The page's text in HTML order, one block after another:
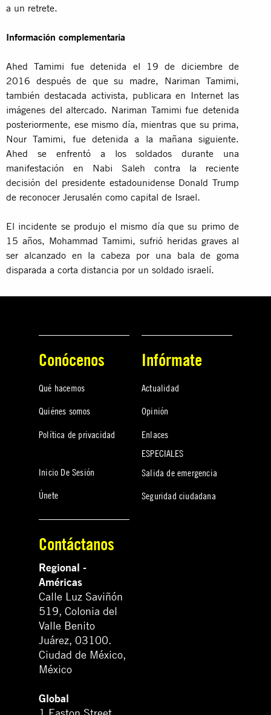
a un retrete.
Información complementaria
Ahed Tamimi fue detenida el 19 de diciembre de
2016 después de que su madre, Nariman Tamimi,
también destacada activista, publicara en Internet las
imágenes del altercado. Nariman Tamimi fue detenida
posteriormente, ese mismo día, mientras que su prima,
Nour Tamimi, fue detenida a la mañana siguiente.
Ahed se enfrentó a los soldados durante una
manifestación en Nabi Saleh contra la reciente
decisión del presidente estadounidense Donald Trump
de reconocer Jerusalén como capital de Israel.
El incidente se produjo el mismo día que su primo de
15 años, Mohammad Tamimi, sufrió heridas graves al
ser alcanzado en la cabeza por una bala de goma
disparada a corta distancia por un soldado israelí.
Conócenos
Qué hacemos
Quiénes somos
Política de privacidad
Inicio De Sesión
Únete
Infórmate
Actualidad
Opinión
Enlaces
ESPECIALES
Salida de emergencia
Seguridad ciudadana
Contáctanos
Regional -
Américas
Calle Luz Saviñón
519, Colonia del
Valle Benito
Juárez, 03100.
Ciudad de México,
México
Global